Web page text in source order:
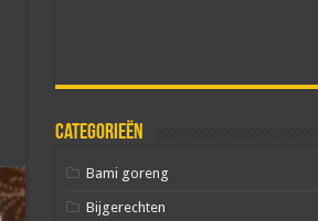
Categorieën
Bami goreng
Bijgerechten